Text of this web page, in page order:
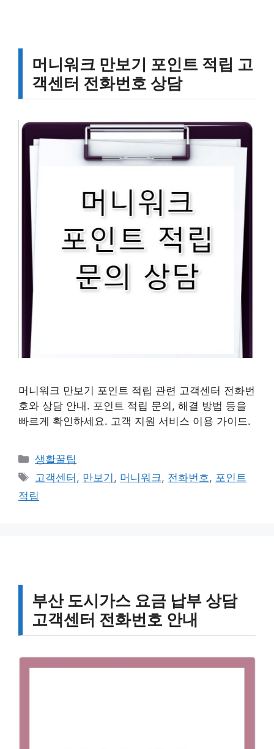
머니워크 만보기 포인트 적립 고
객센터 전화번호 상담
머니워크 만보기 포인트 적립 관련 고객센터 전화번
호와 상담 안내. 포인트 적립 문의, 해결 방법 등을
빠르게 확인하세요. 고객 지원 서비스 이용 가이드.
카
테
리
생활꿀팁
태
그
고객센터 , 만보기 , 머니워크, 전화번호, 포인트
적립
부산 도시가스 요금 납부 상담
고객센터 전화번호 안내